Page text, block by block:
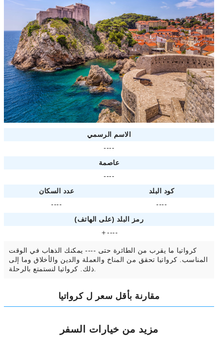
الاسم الرسمي
----
عاصمة
----
عدد السكان
كود البلد
----
----
رمز البلد (على الهاتف)
＋----
كرواتيا ما يقرب من الطائرة حتى ---- يمكنك الذهاب في الوقت
المناسب. كرواتيا تحقق من المناخ والعملة والدين والأخلاق وما إلى
مقارنة بأقل سعر ل كرواتيا
مزيد من خيارات السفر